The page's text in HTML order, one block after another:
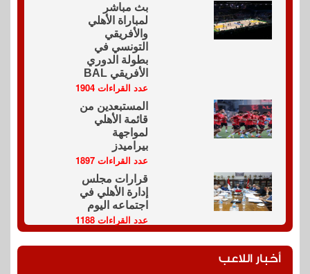
بث مباشر
لمباراة الأهلي
والأفريقي
التونسي في
بطولة الدوري
الأفريقي BAL
عدد القراءات 1904
المستبعدين من
قائمة الأهلي
لمواجهة
بيراميدز
عدد القراءات 1897
قرارات مجلس
إدارة الأهلي في
اجتماعه اليوم
عدد القراءات 1188
أخبار اللاعب